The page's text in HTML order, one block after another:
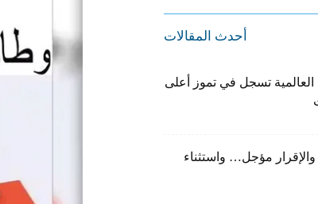
أحدث المقالات
العالمية تسجل في تموز أعلى
والإقرار مؤجل… واستثناء